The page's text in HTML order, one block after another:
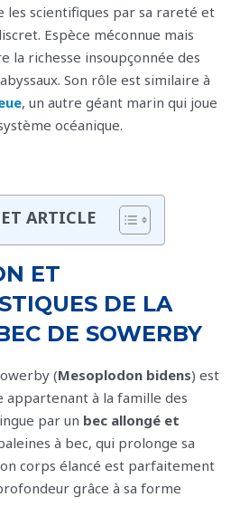
scientifiques par sa rareté et
Espèce méconnue mais
la richesse insoupçonnée des
Son rôle est similaire à
, un autre géant marin qui joue
océanique.
ARTICLE
ET
DE LA
DE SOWERBY
(Mesoplodon bidens) est
appartenant à la famille des
par un bec allongé et
à bec, qui prolonge sa
corps élancé est parfaitement
grâce à sa forme